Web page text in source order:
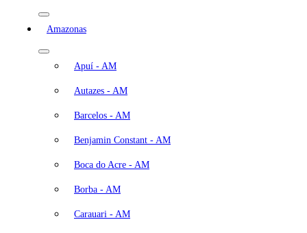
Amazonas
Apuí - AM
Autazes - AM
Barcelos - AM
Benjamin Constant - AM
Boca do Acre - AM
Borba - AM
Carauari - AM